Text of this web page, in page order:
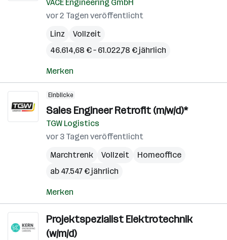
VACE Engineering GmbH
vor 2 Tagen veröffentlicht
Linz
Vollzeit
46.614,68 € – 61.022,78 € jährlich
Merken
Einblicke
Sales Engineer Retrofit (m/w/d)*
TGW Logistics
vor 3 Tagen veröffentlicht
Marchtrenk
Vollzeit
Homeoffice
ab 47.547 € jährlich
Merken
Projektspezialist Elektrotechnik
(w/m/d)